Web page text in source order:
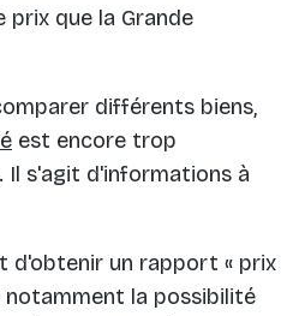
que la Grande
différents biens,
est encore trop
Il s'agit d'informations à
d'obtenir un rapport « prix
notamment la possibilité